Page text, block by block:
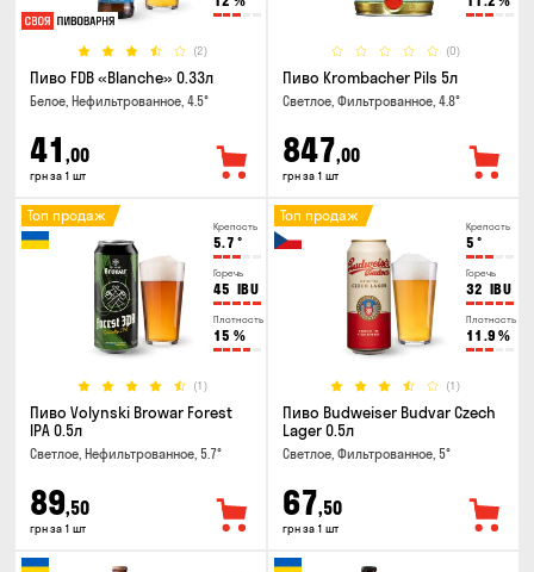
(2)
Пиво FDB «Blanche» 0.33л
Белое, Нефильтрованное, 4.5°
41 ,00
грн за 1 шт
(0)
Пиво Krombacher Pils 5л
Светлое, Фильтрованное, 4.8°
847,00
грн за 1 шт
Крепость
5.7 °
Горечь
45 IBU
Плотность
15 %
(1)
Топ продаж
Пиво Volynski Browar Forest
IPA 0.5л
Светлое, Нефильтрованное, 5.7°
89,50
грн за 1 шт
Крепость
5 °
Горечь
32 IBU
Плотность
11.9 %
(1)
Топ продаж
Пиво Budweiser Budvar Czech
Lager 0.5л
Светлое, Фильтрованное, 5°
67,50
грн за 1 шт